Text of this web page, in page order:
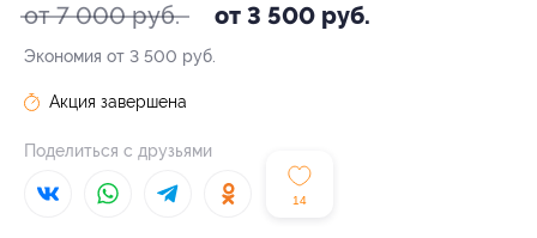
от 7 000 руб. от 3 500 руб.
Экономия от 3 500 руб.
14
Акция завершена
Поделиться с друзьями